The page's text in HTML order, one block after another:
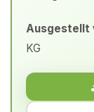
Ausgestellt
KG